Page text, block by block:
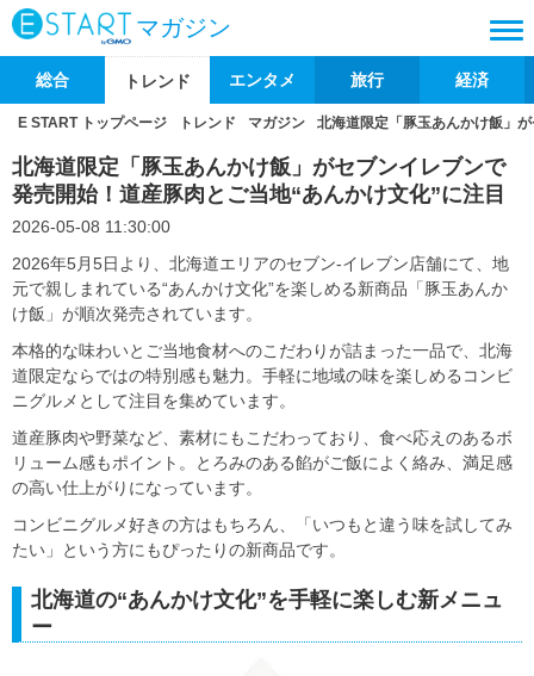
マガジン
総合 トレンド エンタメ 旅行 経済
E START トップページ トレンド マガジン 北海道限定「豚玉あんかけ飯」
北海道限定「豚玉あんかけ飯」がセブンイレブンで
発売開始！道産豚肉とご当地“あんかけ文化”に注目
2026-05-08 11:30:00
2026年5月5日より、北海道エリアのセブン-イレブン店舗にて、地
元で親しまれている“あんかけ文化”を楽しめる新商品「豚玉あんか
け飯」が順次発売されています。
本格的な味わいとご当地食材へのこだわりが詰まった一品で、北海
道限定ならではの特別感も魅力。手軽に地域の味を楽しめるコンビ
ニグルメとして注目を集めています。
道産豚肉や野菜など、素材にもこだわっており、食べ応えのあるボ
リューム感もポイント。とろみのある餡がご飯によく絡み、満足感
の高い仕上がりになっています。
コンビニグルメ好きの方はもちろん、「いつもと違う味を試してみ
たい」という方にもぴったりの新商品です。
北海道の“あんかけ文化”を手軽に楽しむ新メニュ
ー